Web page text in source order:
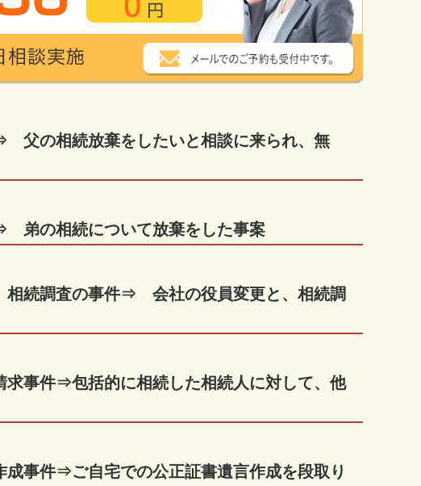
の相続放棄をしたいと相談に来られ、無
の相続について放棄をした事案
続調査の事件⇒ 会社の役員変更と、相続調
事件⇒包括的に相続した相続人に対して、他
事件⇒ご自宅での公正証書遺言作成を段取り